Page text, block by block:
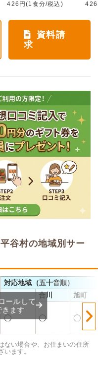
426円(1食分/税込)
資料請
求
谷村の地域別サー
対応地域（五十音順）
合川
旭町
◯ ◯ ◯
ールして
きます
ない場合や、お住まいの住所
います。